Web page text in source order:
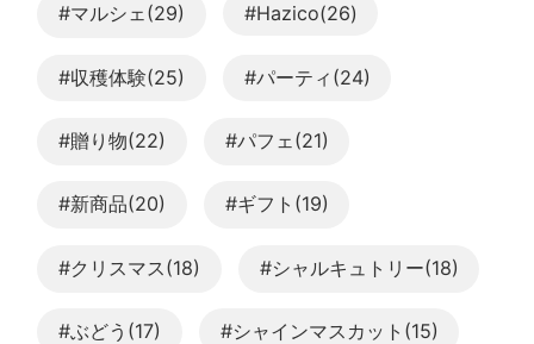
#マルシェ(29) #Hazico(26)
#収穫体験(25) #パーティ(24)
#贈り物(22) #パフェ(21)
#新商品(20) #ギフト(19)
#クリスマス(18) #シャルキュトリー(18)
#ぶどう(17) #シャインマスカット(15)